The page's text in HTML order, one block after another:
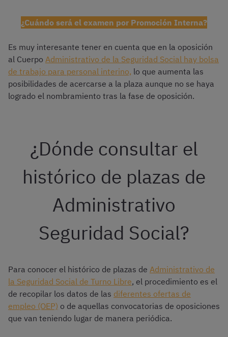
¿Cuándo será el examen por Promoción Interna?
Es muy interesante tener en cuenta que en la oposición
al Cuerpo Administrativo de la Seguridad Social hay bolsa
de trabajo para personal interino, lo que aumenta las
posibilidades de acercarse a la plaza aunque no se haya
logrado el nombramiento tras la fase de oposición.
¿Dónde consultar el
histórico de plazas de
Administrativo
Seguridad Social?
Para conocer el histórico de plazas de Administrativo de
la Seguridad Social de Turno Libre, el procedimiento es el
de recopilar los datos de las diferentes ofertas de
empleo (OEP) o de aquellas convocatorias de oposiciones
que van teniendo lugar de manera periódica.